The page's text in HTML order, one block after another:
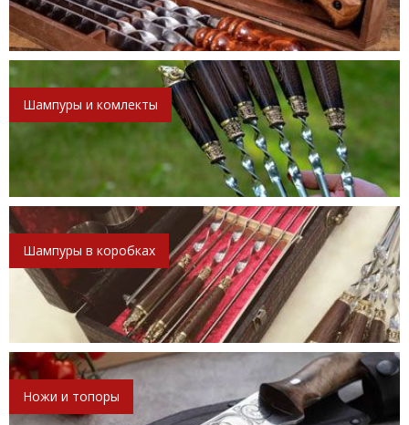
Шампуры и комлекты
Шампуры в коробках
Ножи и топоры